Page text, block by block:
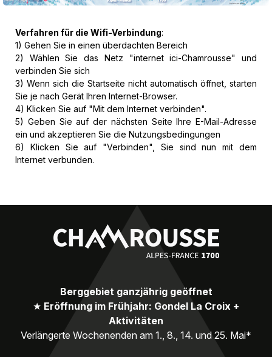
Verfahren für die Wifi-Verbindung:
1) Gehen Sie in einen überdachten Bereich
2) Wählen Sie das Netz "internet ici-Chamrousse" und
verbinden Sie sich
3) Wenn sich die Startseite nicht automatisch öffnet, starten
Sie je nach Gerät Ihren Internet-Browser.
4) Klicken Sie auf "Mit dem Internet verbinden".
5) Geben Sie auf der nächsten Seite Ihre E-Mail-Adresse
ein und akzeptieren Sie die Nutzungsbedingungen
6) Klicken Sie auf "Verbinden", Sie sind nun mit dem
Internet verbunden.
Berggebiet ganzjährig geöffnet
★ Eröffnung im Frühjahr: Gondel La Croix +
Aktivitäten
Verlängerte Wochenenden am 1., 8., 14. und 25. Mai*